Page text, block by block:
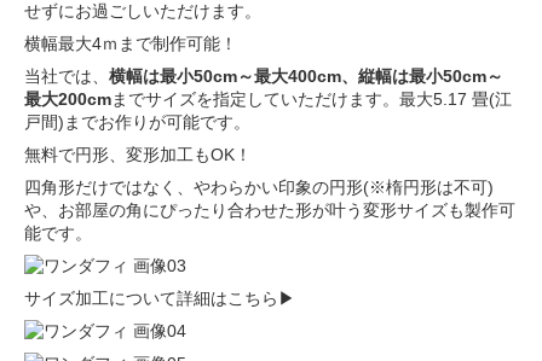
せずにお過ごしいただけます。
横幅最大4ｍまで制作可能！
当社では、 横幅は最小50cm～最大400cm、縦幅は最小50cm～
最大200cmまでサイズを指定していただけます。最大5.17 畳(江
戸間)までお作りが可能です。
無料で円形、変形加工もOK！
四角形だけではなく、やわらかい印象の円形(※楕円形は不可)
や、お部屋の角にぴったり合わせた形が叶う変形サイズも製作可
能です。
サイズ加工について詳細はこちら▶